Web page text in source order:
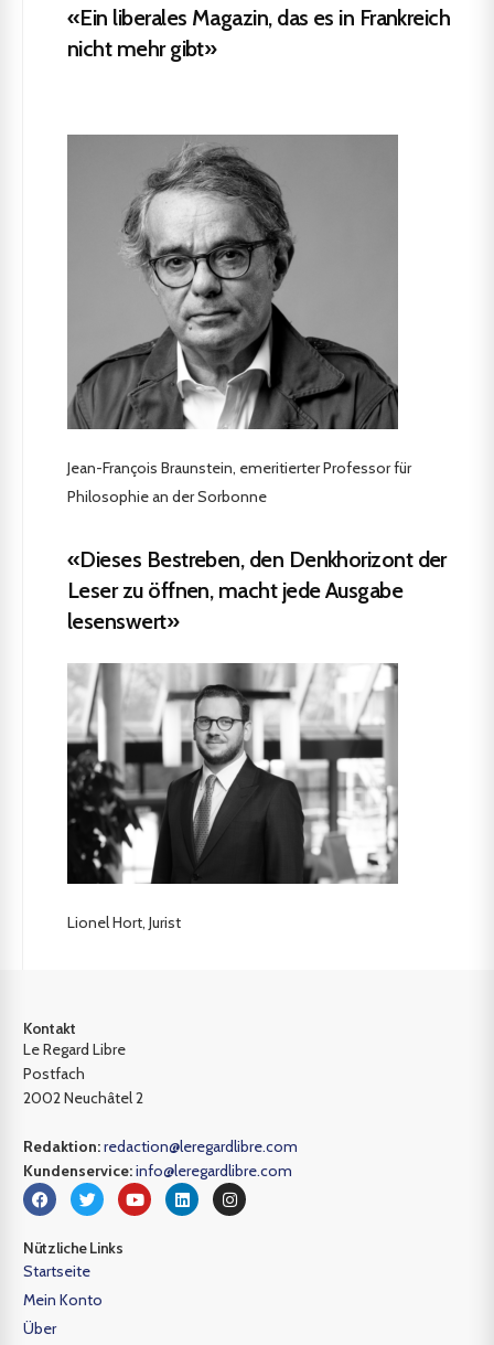
«Ein liberales Magazin, das es in Frankreich
nicht mehr gibt»
Jean-François Braunstein, emeritierter Professor für
Philosophie an der Sorbonne
«Dieses Bestreben, den Denkhorizont der
Leser zu öffnen, macht jede Ausgabe
lesenswert»
Lionel Hort, Jurist
Kontakt
Le Regard Libre
Postfach
2002 Neuchâtel 2
Redaktion:redaction@leregardlibre.com
Kundenservice:info@leregardlibre.com
Nützliche Links
Startseite
Mein Konto
Über